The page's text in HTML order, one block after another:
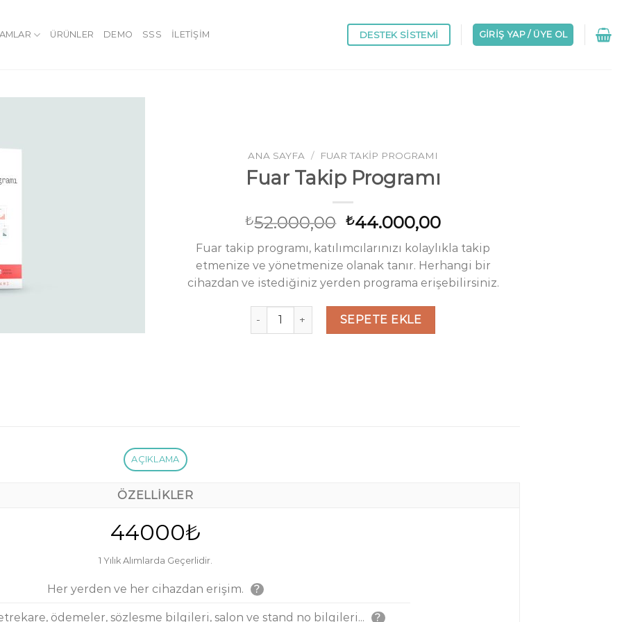
ÜRÜNLER DEMO SSS İLETIŞIM DESTEK SISTEMI GIRIŞ YAP / ÜYE OL
ANA SAYFA / FUAR TAKIP PROGRAMI
Fuar Takip Programı
₺52.000,00 Orijinal
fiyat:
₺52.000,00.
₺44.000,00Şu
andaki
fiyat:
₺44.000,00.
Fuar takip programı, katılımcılarınızı kolaylıkla takip
etmenize ve yönetmenize olanak tanır. Herhangi bir
cihazdan ve istediğiniz yerden programa erişebilirsiniz.
Fuar Takip Programı adetSEPETE EKLE
AÇIKLAMA
ÖZELLIKLER
44000₺
1 Yılık Alımlarda Geçerlidir.
Her yerden ve her cihazdan erişim. ?
ödemeler, sözleşme bilgileri, salon ve stand no bilgileri... ?